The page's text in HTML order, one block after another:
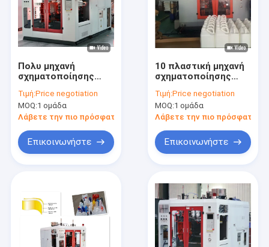
Πολυ μηχανή
σχηματοποίησης
μπουκαλιών
κοιλοτήτων
πλαστική
Τιμή:Price negotiation
MOQ:1 ομάδα
Λάβετε την πιο πρόσφατη τιμή
Επικοινωνήστε
10 πλαστική μηχανή
σχηματοποίησης
μπουκαλιών
μπουκαλιών λίτρου
Τιμή:Price negotiation
MOQ:1 ομάδα
Λάβετε την πιο πρόσφατη
Επικοινωνήστε